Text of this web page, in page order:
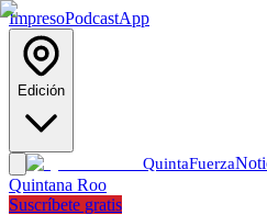
ImpresoPodcastApp
Edición
QuintaFuerza
Quintana Roo
Suscríbete gratis